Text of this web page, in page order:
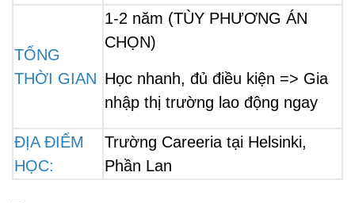
TỔNG
THỜI GIAN
1-2 năm (TÙY PHƯƠNG ÁN
CHỌN)
Học nhanh, đủ điều kiện => Gia
nhập thị trường lao động ngay
ĐỊA ĐIỂM
HỌC:
Trường Careeria tại Helsinki,
Phần Lan